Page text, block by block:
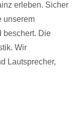
erleben. Sicher
unserem
beschert. Die
Wir
Lautsprecher,